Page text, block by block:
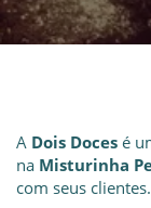
A Dois Doces é
na Misturinha
com seus clientes.